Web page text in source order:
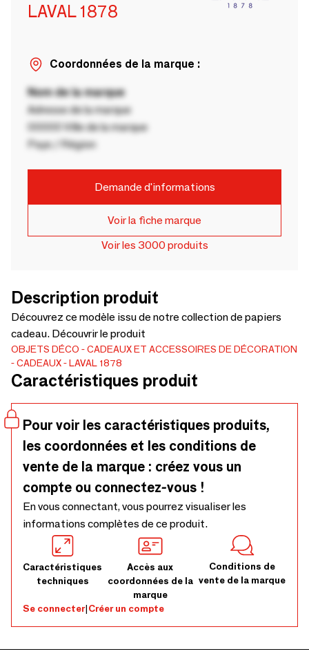
LAVAL 1878
Coordonnées de la marque :
Nom de la marque
Adresse de la marque
00000 Ville de la marque
Pays / Région
Demande d'informations
Voir la fiche marque
Voir les 3000 produits
Description produit
Découvrez ce modèle issu de notre collection de papiers
cadeau. Découvrir le produit
OBJETS DÉCO
CADEAUX ET ACCESSOIRES DE DÉCORATION
CADEAUX
LAVAL 1878
Caractéristiques produit
Pour voir les caractéristiques produits,
les coordonnées et les conditions de
vente de la marque : créez vous un
compte ou connectez-vous !
En vous connectant, vous pourrez visualiser les
informations complètes de ce produit.
Caractéristiques
techniques
Accès aux
coordonnées de la
marque
Conditions de
vente de la marque
Se connecter|Créer un compte